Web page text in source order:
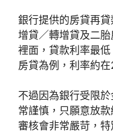
銀行提供的房貸再
增貸／轉增貸及二
裡面，貸款利率最
房貸為例，利率約
不過因為銀行受限
常謹慎，只願意放
審核會非常嚴苛，